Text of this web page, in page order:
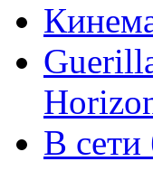
В